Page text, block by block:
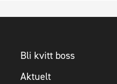
Bli kvitt boss
Aktuelt